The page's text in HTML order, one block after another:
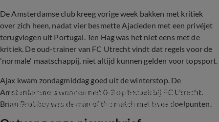
De Amsterdamse club kreeg vorige week bakken met kritiek
over zich heen, nadat vier besmette Ajacieden met een privéjet
terugvlogen uit Portugal. Ten Hag was het niet eens met de
kritiek. De oud-trainer van FC Utrecht vindt dat regels voor de
'normale' maatschappij, niet altijd kunnen gelden voor topsport.
Ajax kwam zondagmiddag goed uit de winterstop. De
Amsterdammers wonnen met 0-3 op bezoek bij FC Utrecht.
Brian Brobbey was de man of the match met twee doelpunten.
Ten Hag verdedigt coronamaatregelen Ajax:
'Daarmee hebben we de maatschappij